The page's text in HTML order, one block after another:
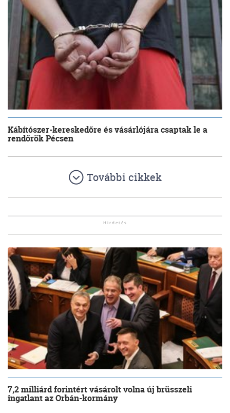
Kábítószer-kereskedőre és vásárlójára csaptak le a
rendőrök Pécsen
További cikkek
7,2 milliárd forintért vásárolt volna új brüsszeli
ingatlant az Orbán-kormány